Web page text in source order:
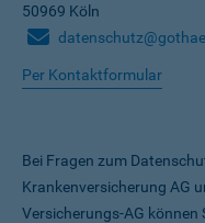
50969 Köln
Per Kontaktformular
Bei Fragen zum
Krankenversicherung AG
Versicherungs-AG können